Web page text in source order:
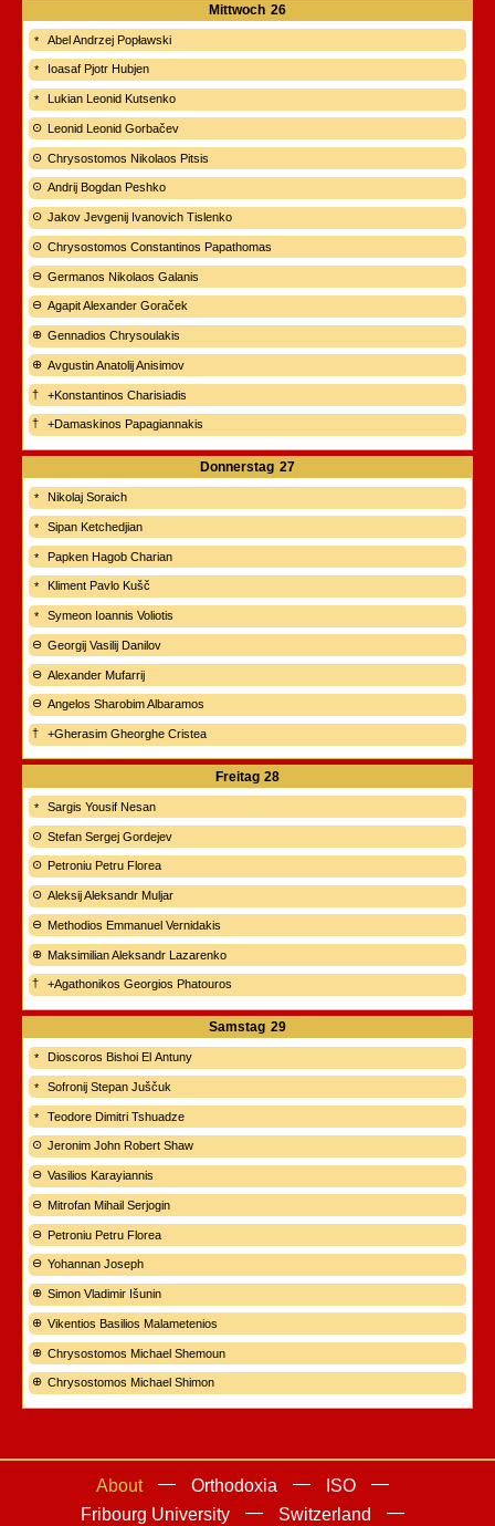
Mittwoch 26
Abel Andrzej Popławski
Ioasaf Pjotr Hubjen
Lukian Leonid Kutsenko
Leonid Leonid Gorbačev
Chrysostomos Nikolaos Pitsis
Andrij Bogdan Peshko
Jakov Jevgenij Ivanovich Tislenko
Chrysostomos Constantinos Papathomas
Germanos Nikolaos Galanis
Agapit Alexander Goraček
Gennadios Chrysoulakis
Avgustin Anatolij Anisimov
+Konstantinos Charisiadis
+Damaskinos Papagiannakis
Donnerstag 27
Nikolaj Soraich
Sipan Ketchedjian
Papken Hagob Charian
Kliment Pavlo Kušč
Symeon Ioannis Voliotis
Georgij Vasilij Danilov
Alexander Mufarrij
Angelos Sharobim Albaramos
+Gherasim Gheorghe Cristea
Freitag 28
Sargis Yousif Nesan
Stefan Sergej Gordejev
Petroniu Petru Florea
Aleksij Aleksandr Muljar
Methodios Emmanuel Vernidakis
Maksimilian Aleksandr Lazarenko
+Agathonikos Georgios Phatouros
Samstag 29
Dioscoros Bishoi El Antuny
Sofronij Stepan Juščuk
Teodore Dimitri Tshuadze
Jeronim John Robert Shaw
Vasilios Karayiannis
Mitrofan Mihail Serjogin
Petroniu Petru Florea
Yohannan Joseph
Simon Vladimir Išunin
Vikentios Basilios Malametenios
Chrysostomos Michael Shemoun
Chrysostomos Michael Shimon
About Orthodoxia
ISO
Fribourg University
Switzerland